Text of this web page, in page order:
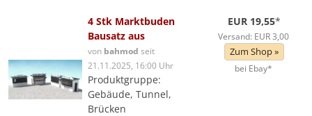
4 Stk Marktbuden
Bausatz aus
von bahmod seit
21.11.2025, 16:00 Uhr
Produktgruppe:
Gebäude, Tunnel,
Brücken
EUR 19,55*
Versand: EUR 3,00
Zum Shop »
bei Ebay*